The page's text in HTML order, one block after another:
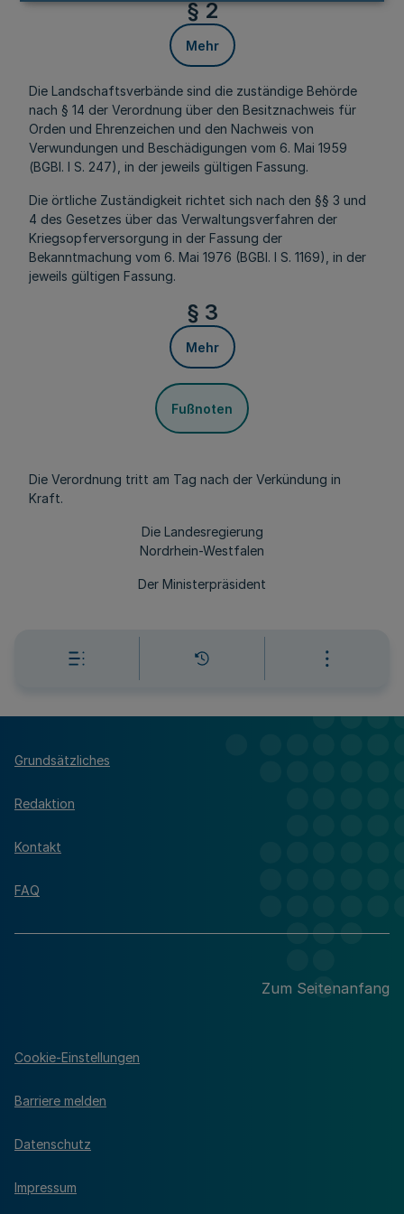
§ 2
Mehr
Die Landschaftsverbände sind die zuständige Behörde
nach § 14 der Verordnung über den Besitznachweis für
Orden und Ehrenzeichen und den Nachweis von
Verwundungen und Beschädigungen vom 6. Mai 1959
(BGBI. I S. 247), in der jeweils gültigen Fassung.
Die örtliche Zuständigkeit richtet sich nach den §§ 3 und
4 des Gesetzes über das Verwaltungsverfahren der
Kriegsopferversorgung in der Fassung der
Bekanntmachung vom 6. Mai 1976 (BGBI. I S. 1169), in der
jeweils gültigen Fassung.
§ 3
Mehr
Fußnoten
Die Verordnung tritt am Tag nach der Verkündung in
Kraft.
Die Landesregierung
Nordrhein-Westfalen
Der Ministerpräsident
Grundsätzliches
Redaktion
Kontakt
FAQ
Zum Seitenanfang
Cookie-Einstellungen
Barriere melden
Datenschutz
Impressum